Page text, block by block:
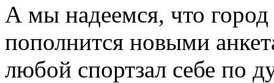
А мы надеемся, что
пополнится новыми
любой спортзал себе по